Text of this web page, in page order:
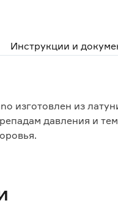
Инструкции и
изготовлен из
давления и
а также